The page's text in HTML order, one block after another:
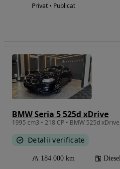
Privat • Publicat
BMW Seria 5 525d xDrive
Detalii verificate
184 000 km